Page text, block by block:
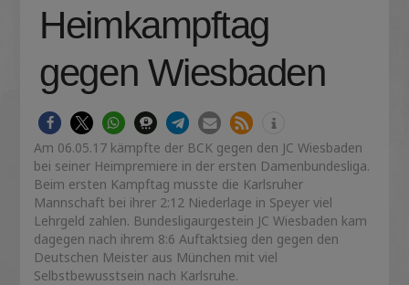
Heimkampftag
gegen Wiesbaden
Am 06.05.17 kämpfte der BCK gegen den JC Wiesbaden
bei seiner Heimpremiere in der ersten Damenbundesliga.
Beim ersten Kampftag musste die Karlsruher
Mannschaft bei ihrer 2:12 Niederlage in Speyer viel
Lehrgeld zahlen. Bundesligaurgestein JC Wiesbaden kam
dagegen nach ihrem 8:6 Auftaktsieg den gegen den
Deutschen Meister aus München mit viel
Selbstbewusstsein nach Karlsruhe.